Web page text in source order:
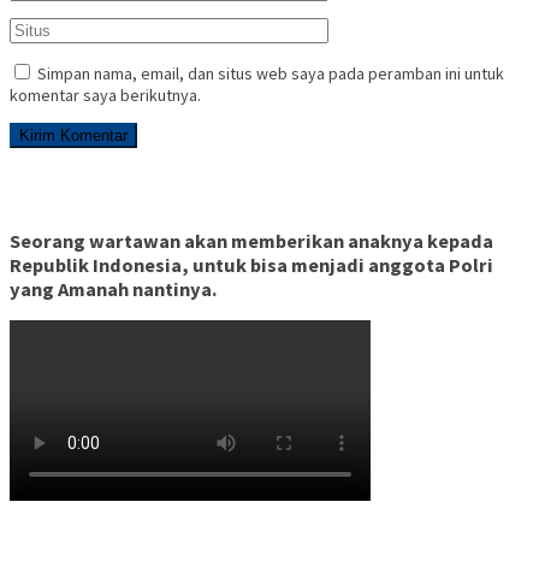
Simpan nama, email, dan situs web saya pada peramban ini untuk
komentar saya berikutnya.
Seorang wartawan akan memberikan anaknya kepada
Republik Indonesia, untuk bisa menjadi anggota Polri
yang Amanah nantinya.